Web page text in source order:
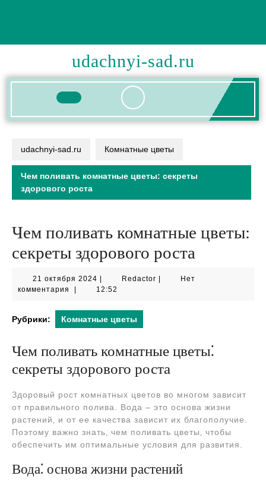
udachnyi-sad.ru
Кнопка
udachnyi-sad.ru Комнатные цветы
Чем поливать комнатные цветы: секреты
здорового роста
Чем поливать комнатные цветы:
секреты здорового роста
21 октября 2024 21
октября
RedactorRedactor
Нет
комментария
12:52
Рубрики: Комнатные цветы
Чем поливать комнатные цветы⁚
секреты здорового роста
Здоровый рост комнатных цветов во многом зависит
от правильного полива. Вода – это основа жизни
растений‚ и от ее качества зависит их благополучие.
Поэтому важно знать‚ чем поливать цветы‚ чтобы
обеспечить им оптимальные условия для развития.
Вода⁚ основа жизни растений